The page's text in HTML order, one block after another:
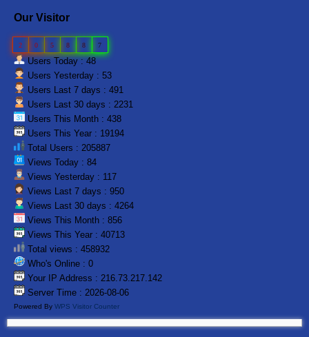
Our Visitor
2 0 5 8 8 7
Users Today : 48
Users Yesterday : 53
Users Last 7 days : 491
Users Last 30 days : 2231
Users This Month : 438
Users This Year : 19194
Total Users : 205887
Views Today : 84
Views Yesterday : 117
Views Last 7 days : 950
Views Last 30 days : 4264
Views This Month : 856
Views This Year : 40713
Total views : 458932
Who's Online : 0
Your IP Address : 216.73.217.142
Server Time : 2026-08-06
Powered By WPS Visitor Counter